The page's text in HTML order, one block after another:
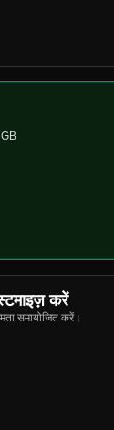
करें
समायोजित करें।